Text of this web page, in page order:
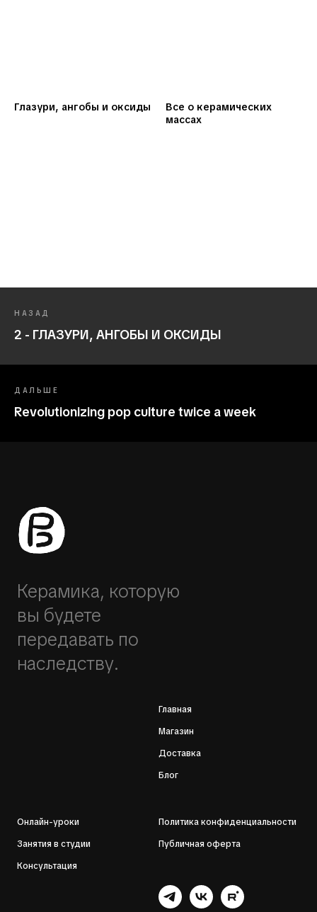
Глазури, ангобы и оксиды
Все о керамических
массах
НАЗАД
2 - ГЛАЗУРИ, АНГОБЫ И ОКСИДЫ
ДАЛЬШЕ
Revolutionizing pop culture twice a week
Керамика, которую
вы будете
передавать по
наследству.
Главная
Магазин
Доставка
Блог
Онлайн-уроки
Занятия в студии
Консультация
Политика конфиденциальности
Публичная оферта